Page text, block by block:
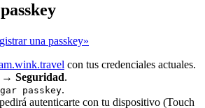
una passkey»
con tus credenciales actuales.
Seguridad.
passkey.
autenticarte con tu dispositivo (Touch